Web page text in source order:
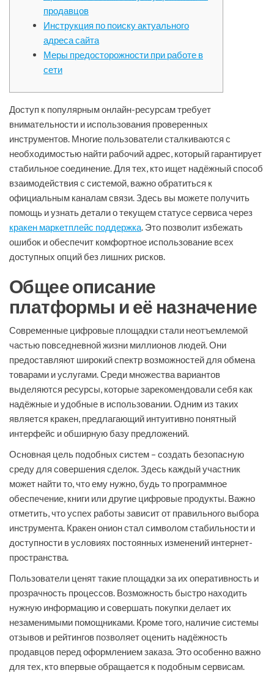
продавцов
Инструкция по поиску актуального
адреса сайта
Меры предосторожности при работе в
сети
Доступ к популярным онлайн-ресурсам требует
внимательности и использования проверенных
инструментов. Многие пользователи сталкиваются с
необходимостью найти рабочий адрес, который гарантирует
стабильное соединение. Для тех, кто ищет надёжный способ
взаимодействия с системой, важно обратиться к
официальным каналам связи. Здесь вы можете получить
помощь и узнать детали о текущем статусе сервиса через
кракен маркетплейс поддержка. Это позволит избежать
ошибок и обеспечит комфортное использование всех
доступных опций без лишних рисков.
Общее описание
платформы и её назначение
Современные цифровые площадки стали неотъемлемой
частью повседневной жизни миллионов людей. Они
предоставляют широкий спектр возможностей для обмена
товарами и услугами. Среди множества вариантов
выделяются ресурсы, которые зарекомендовали себя как
надёжные и удобные в использовании. Одним из таких
является кракен, предлагающий интуитивно понятный
интерфейс и обширную базу предложений.
Основная цель подобных систем – создать безопасную
среду для совершения сделок. Здесь каждый участник
может найти то, что ему нужно, будь то программное
обеспечение, книги или другие цифровые продукты. Важно
отметить, что успех работы зависит от правильного выбора
инструмента. Кракен онион стал символом стабильности и
доступности в условиях постоянных изменений интернет-
пространства.
Пользователи ценят такие площадки за их оперативность и
прозрачность процессов. Возможность быстро находить
нужную информацию и совершать покупки делает их
незаменимыми помощниками. Кроме того, наличие системы
отзывов и рейтингов позволяет оценить надёжность
продавцов перед оформлением заказа. Это особенно важно
для тех, кто впервые обращается к подобным сервисам.